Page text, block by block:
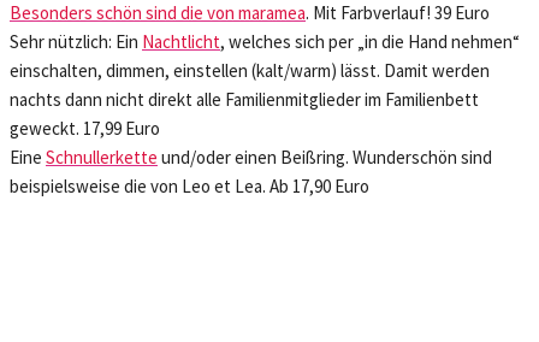
Besonders schön sind die von maramea. Mit Farbverlauf! 39 Euro
Sehr nützlich: Ein Nachtlicht, welches sich per „in die Hand nehmen“
einschalten, dimmen, einstellen (kalt/warm) lässt. Damit werden
nachts dann nicht direkt alle Familienmitglieder im Familienbett
geweckt. 17,99 Euro
Eine Schnullerkette und/oder einen Beißring. Wunderschön sind
beispielsweise die von Leo et Lea. Ab 17,90 Euro